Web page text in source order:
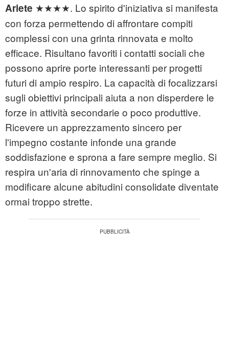
Ariete ★★★★. Lo spirito d'iniziativa si manifesta
con forza permettendo di affrontare compiti
complessi con una grinta rinnovata e molto
efficace. Risultano favoriti i contatti sociali che
possono aprire porte interessanti per progetti
futuri di ampio respiro. La capacità di focalizzarsi
sugli obiettivi principali aiuta a non disperdere le
forze in attività secondarie o poco produttive.
Ricevere un apprezzamento sincero per
l'impegno costante infonde una grande
soddisfazione e sprona a fare sempre meglio. Si
respira un'aria di rinnovamento che spinge a
modificare alcune abitudini consolidate diventate
ormai troppo strette.